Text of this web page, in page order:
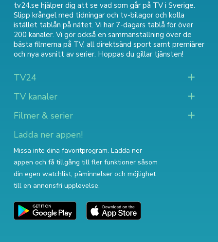
tv24.se hjälper dig att se vad som går på TV i Sverige.
Slipp krångel med tidningar och tv-bilagor och kolla
istället tablån på nätet. Vi har 7-dagars tablå för över
200 kanaler. Vi gör också en sammanställning över de
bästa filmerna på TV, all direktsänd sport samt premiärer
och nya avsnitt av serier. Hoppas du gillar tjänsten!
TV24
TV kanaler
Filmer & serier
Ladda ner appen!
Missa inte dina favoritprogram. Ladda ner
appen och få tillgång till fler funktioner såsom
din egen watchlist, påminnelser och möjlighet
till en annonsfri upplevelse.